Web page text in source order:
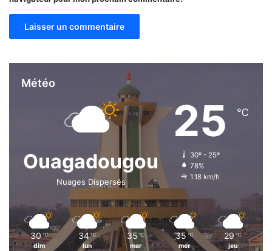
Météo
Ouagadougou
Nuages Dispersés
25 ℃
30º - 25º
78%
1.18 km/h
30 ℃
dim
34 ℃
lun
35 ℃
mar
35 ℃
mer
29 ℃
jeu